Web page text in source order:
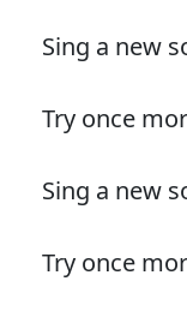
Sing a new
Try once
Sing a new
Try once